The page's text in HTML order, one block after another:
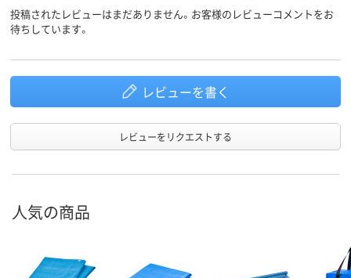
投稿されたレビューはまだありません。お客様のレビューコメントをお
待ちしています。
レビューを書く
レビューをリクエストする
人気の商品